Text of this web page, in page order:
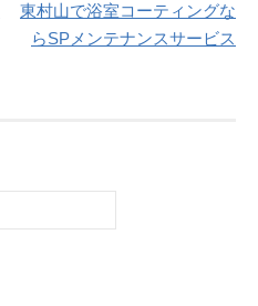
東村山で浴室コーティングな
らSPメンテナンスサービス